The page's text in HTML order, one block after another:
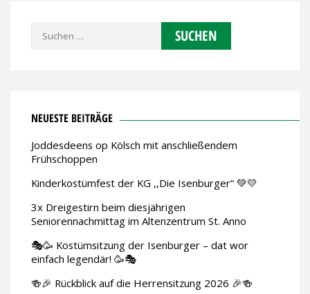
Suchen
NEUESTE BEITRÄGE
Joddesdeens op Kölsch mit anschließendem
Frühschoppen
Kinderkostümfest der KG ,,Die Isenburger“ 💚💛
3x Dreigestirn beim diesjährigen
Seniorennachmittag im Altenzentrum St. Anno
🎭🥳 Kostümsitzung der Isenburger – dat wor
einfach legendär! 🥳🎭
🍻🎉 Rückblick auf die Herrensitzung 2026 🎉🍻